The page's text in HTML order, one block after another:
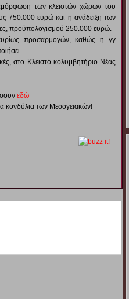
των κλειστών χώρων του
750.000 ευρώ και η ανάδειξη των
προϋπολογισμού 250.000 ευρώ.
προσαρμογών, καθώς η γγ
στο Κλειστό κολυμβητήριο Νέας
εδώ
κονδύλια των Μεσογειακών!